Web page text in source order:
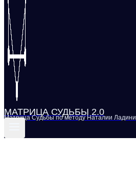
МАТРИЦА СУДЬБЫ 2.0
Матрица Судьбы по методу Наталии Ладини